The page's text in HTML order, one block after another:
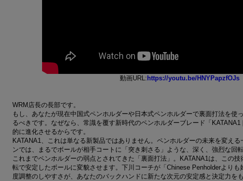
動画URL: https://youtu.be/HNYPapzfOJs
WRM店長の長部です。
もし、あなたが現在中国式ペンホルダーや日本式ペンホルダーで裏面打法を使
るべきです。なぜなら、常識を覆す新時代のペンホルダーブレード「
的に進化させるからです。
KATANA1、これは単なる新製品ではありません。ペンホルダーの未来を変え
ンでは、まるでボールが相手コートに「突き刺さる」ような、深く、強烈な回
これまでペンホルダーの弱点とされてきた「裏面打法」。KATANA1は、この
転で安定したボールに変貌させます。下川コーチが「Chinese Penholderより
度調整のしやすさが、あなたのバックハンドに新たな次元の安定感と決定力を